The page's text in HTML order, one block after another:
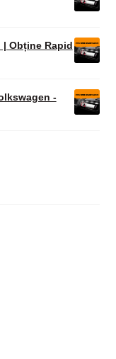
| Obține Rapid
-